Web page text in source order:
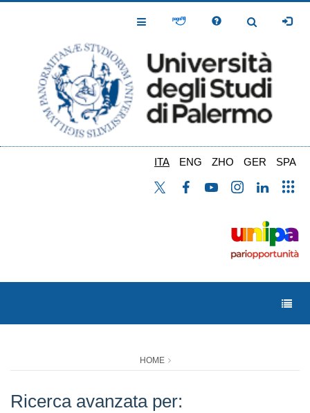
Toggle
Toggle
ITA ENG ZHO GER SPA
HOME
Ricerca avanzata per: